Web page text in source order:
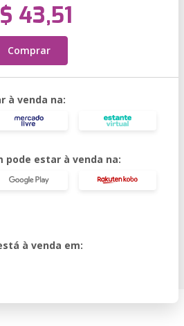
43,51
Comprar
à venda na:
pode estar à venda na:
à venda em: